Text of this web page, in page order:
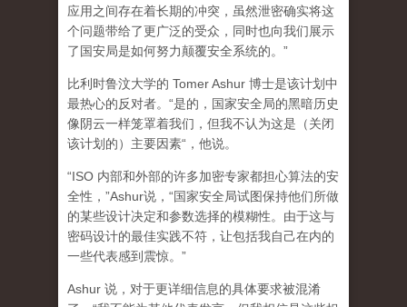
应用之间存在着长期的冲突 ，虽然泄密确实将这
个问题带给了更广泛的受众，同时也向我们展示
了国安局是如何努力颠覆安全系统的。”
比利时鲁汶大学的 Tomer Ashur 博士是该计划中
最热心的反对者。“是的，国家安全局的黑暗历史
像阴云一样笼罩着我们，但我不认为这是（关闭
该计划的）主要因素“，他说。
“ISO 内部和外部的许多加密专家都担心算法的安
全性，”Ashur说，“国家安全局试图保持他们所做
的某些设计决定和参数选择的模糊性。由于这与
密码设计的最佳实践不符，让包括我自己在内的
一些代表感到震惊。”
Ashur 说，对于更详细信息的具体要求被混淆